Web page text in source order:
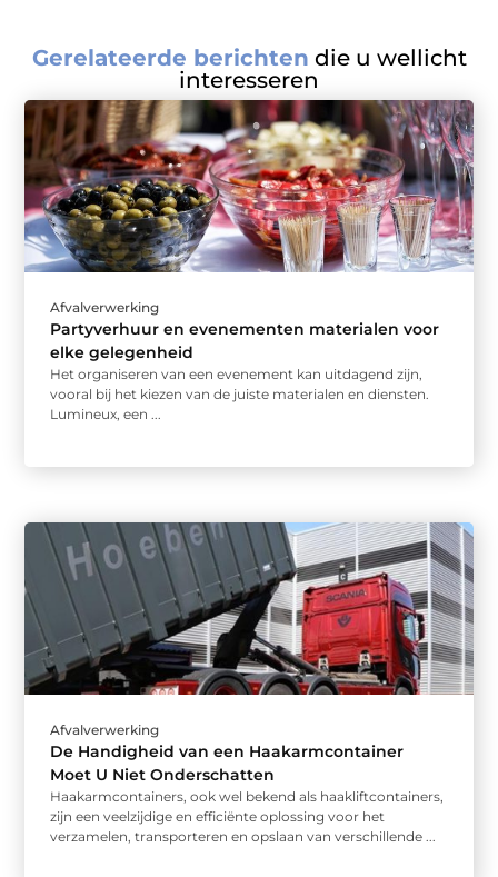
Gerelateerde berichten die u wellicht
interesseren
Afvalverwerking
Partyverhuur en evenementen materialen voor
elke gelegenheid
Het organiseren van een evenement kan uitdagend zijn,
vooral bij het kiezen van de juiste materialen en diensten.
Lumineux, een ...
Afvalverwerking
De Handigheid van een Haakarmcontainer
Moet U Niet Onderschatten
Haakarmcontainers, ook wel bekend als haakliftcontainers,
zijn een veelzijdige en efficiënte oplossing voor het
verzamelen, transporteren en opslaan van verschillende ...